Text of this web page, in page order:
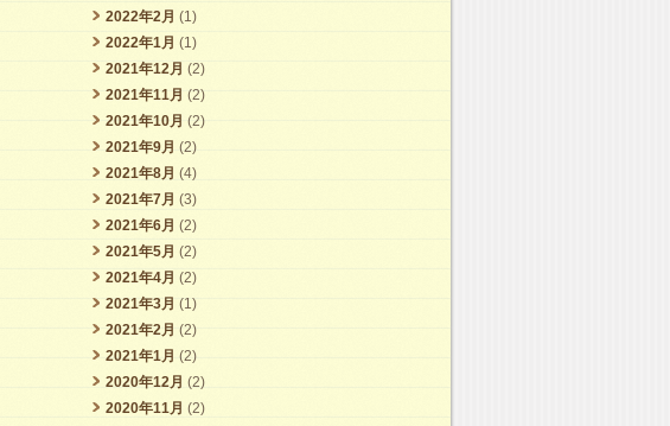
2022年2月 (1)
2022年1月 (1)
2021年12月 (2)
2021年11月 (2)
2021年10月 (2)
2021年9月 (2)
2021年8月 (4)
2021年7月 (3)
2021年6月 (2)
2021年5月 (2)
2021年4月 (2)
2021年3月 (1)
2021年2月 (2)
2021年1月 (2)
2020年12月 (2)
2020年11月 (2)